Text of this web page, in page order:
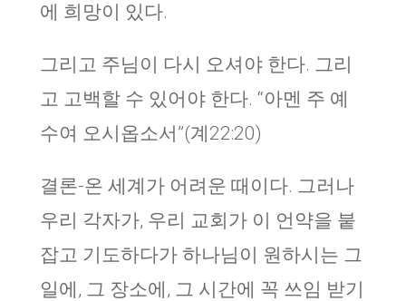
에 희망이 있다.
그리고 주님이 다시 오셔야 한다. 그리
고 고백할 수 있어야 한다. “아멘 주 예
수여 오시옵소서”(계22:20)
결론-온 세계가 어려운 때이다. 그러나
우리 각자가, 우리 교회가 이 언약을 붙
잡고 기도하다가 하나님이 원하시는 그
일에, 그 장소에, 그 시간에 꼭 쓰임 받기